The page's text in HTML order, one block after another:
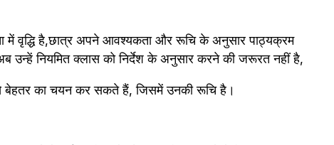
में वृद्धि है,छात्र अपने आवश्यकता और रूचि के अनुसार पाठ्यक्रम
उन्हें नियमित क्लास को निर्देश के अनुसार करने की जरूरत नहीं है,
बेहतर का चयन कर सकते हैं, जिसमें उनकी रूचि है।